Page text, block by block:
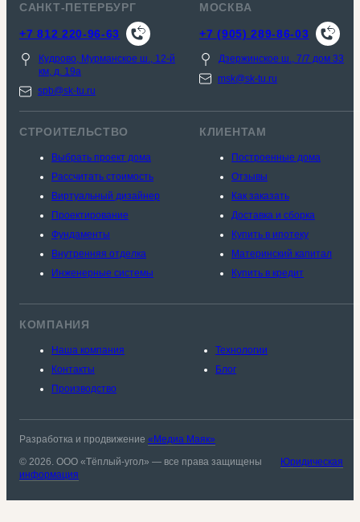
САНКТ-ПЕТЕРБУРГ
+7 812 220-96-63
Кудрово, Мурманское ш., 12-й
км, д. 19a
spb@sk-tu.ru
МОСКВА
+7 (905) 289-86-03
Дзержинское ш., 7/7 дом 33
msk@sk-tu.ru
СТРОИТЕЛЬСТВО
Выбрать проект дома
Рассчитать стоимость
Виртуальный дизайнер
Проектирование
Фундаменты
Внутренняя отделка
Инженерные системы
КЛИЕНТАМ
Построенные дома
Отзывы
Как заказать
Доставка и сборка
Купить в ипотеку
Материнский капитал
Купить в кредит
КОМПАНИЯ
Наша компания
Контакты
Производство
Технологии
Блог
© 2026. ООО «Тёплый-угол» — все права защищены
Юридическая
информация
Разработка и продвижение «Медиа Маяк»